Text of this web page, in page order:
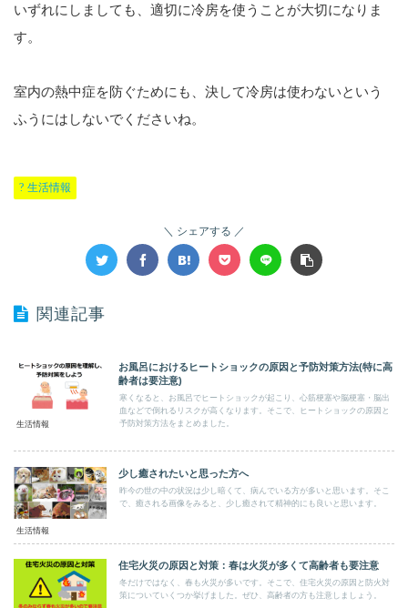
いずれにしましても、適切に冷房を使うことが大切になりま
す。
室内の熱中症を防ぐためにも、決して冷房は使わないという
ふうにはしないでくださいね。
生活情報
シェアする
関連記事
生活情報
お風呂におけるヒートショックの原因と予防対策方法(特に高
齢者は要注意)
寒くなると、お風呂でヒートショックが起こり、心筋梗塞や脳梗塞・脳出
血などで倒れるリスクが高くなります。そこで、ヒートショックの原因と
予防対策方法をまとめました。
生活情報
少し癒されたいと思った方へ
昨今の世の中の状況は少し暗くて、病んでいる方が多いと思います。そこ
で、癒される画像をみると、少し癒されて精神的にも良いと思います。
住宅火災の原因と対策：春は火災が多くて高齢者も要注意
冬だけではなく、春も火災が多いです。そこで、住宅火災の原因と防火対
策についていくつか挙げました。ぜひ、高齢者の方も注意しましょう。